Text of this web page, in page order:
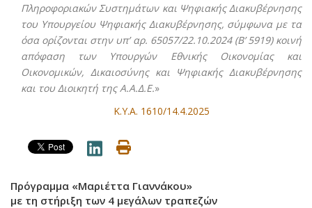
Πληροφοριακών Συστημάτων και Ψηφιακής Διακυβέρνησης
του Υπουργείου Ψηφιακής Διακυβέρνησης, σύμφωνα με τα
όσα ορίζονται στην υπ’ αρ. 65057/22.10.2024 (Β’ 5919) κοινή
απόφαση των Υπουργών Εθνικής Οικονομίας και
Οικονομικών, Δικαιοσύνης και Ψηφιακής Διακυβέρνησης
και του Διοικητή της Α.Α.Δ.Ε.»
Κ.Υ.Α. 1610/14.4.2025
Πρόγραμμα «Μαριέττα Γιαννάκου»
με τη στήριξη των 4 μεγάλων τραπεζών